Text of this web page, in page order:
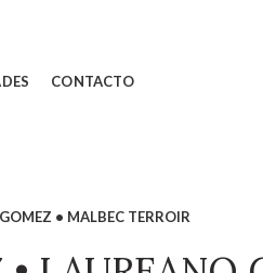
CONTACTO
• MALBEC TERROIR